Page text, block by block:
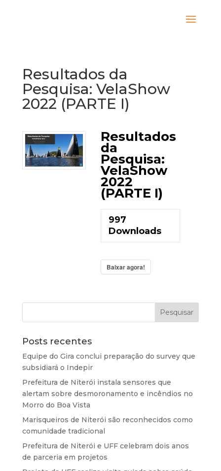
Resultados da
Pesquisa: VelaShow
2022 (PARTE I)
Resultados
da
Pesquisa:
VelaShow
2022
(PARTE I)
997
Downloads
Baixar agora!
Posts recentes
Equipe do Gira conclui preparação do survey que
subsidiará o Indepir
Prefeitura de Niterói instala sensores que
alertam sobre desmoronamento e incêndios no
Morro do Boa Vista
Marisqueiros de Niterói são reconhecidos como
comunidade tradicional
Prefeitura de Niterói e UFF celebram dois anos
de parceria em projetos